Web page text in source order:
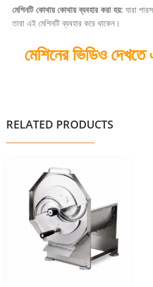
মেশিনটি কোথায় কোথায় ব্যবহার করা হয়: যারা
তারা এই মেশিনটি ব্যবহার করে থাকেন।
মেশিনের ভিডিও
RELATED PRODUCTS